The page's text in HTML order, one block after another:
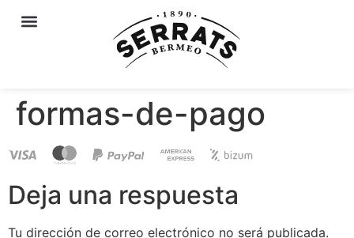
formas-de-pago
Deja una respuesta
Tu dirección de correo electrónico no será publicada.